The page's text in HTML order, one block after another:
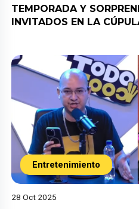
TEMPORADA Y
INVITADOS EN LA
Entretenimiento
28 Oct 2025